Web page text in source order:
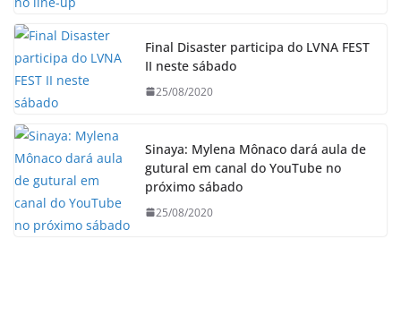
Final Disaster participa do LVNA FEST
II neste sábado
25/08/2020
Sinaya: Mylena Mônaco dará aula de
gutural em canal do YouTube no
próximo sábado
25/08/2020